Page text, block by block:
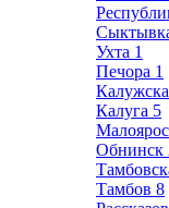
Ухта 1
Печора 1
Калуга 5
Обнинск
Тамбов 8